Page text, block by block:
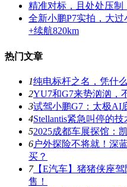
精准对标，且处处压制
全新小鹏P7实拍，大过
+续航820km
热门文章
1纯电标杆之名，凭什
2YU7和G7来势汹汹，
3试驾小鹏G7：太极AI
4Stellantis紧急叫停的
52025成都车展探馆：
6户外探险不将就！深
买？
7【E汽车】猪猪侠座
售！